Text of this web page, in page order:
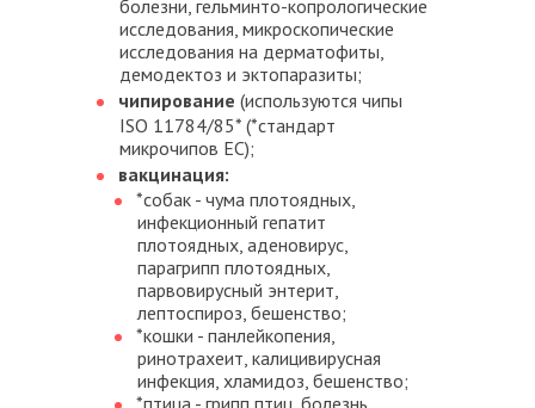
болезни, гельминто-копрологические
исследования, микроскопические
исследования на дерматофиты,
демодектоз и эктопаразиты;
чипирование (используются чипы
ISO 11784/85* (*стандарт
микрочипов ЕС);
вакцинация:
*собак - чума плотоядных,
инфекционный гепатит
плотоядных, аденовирус,
парагрипп плотоядных,
парвовирусный энтерит,
лептоспироз, бешенство;
*кошки - панлейкопения,
ринотрахеит, калицивирусная
инфекция, хламидоз, бешенство;